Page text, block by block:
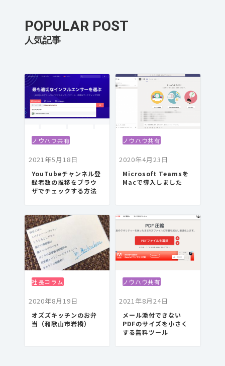
POPULAR POST
ノウハウ共有
2021年5月18日
YouTubeチャンネル登
録者数の推移をブラウ
ザでチェックする方法
ノウハウ共有
2020年4月23日
Microsoft Teamsを
Macで導入しました
社長コラム
2020年8月19日
オズズキッチンのお弁
当（和歌山市岩橋）
ノウハウ共有
2021年8月24日
メール添付できない
PDFのサイズを小さく
する無料ツール